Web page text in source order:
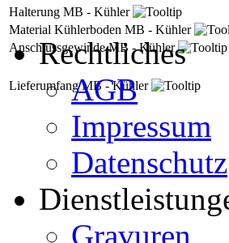
Halterung MB - Kühler
Material Kühlerboden MB - Kühler
Anschlussgewinde MB - Kühler
Lieferumfang MB - Kühler
Rechtliches
AGB
Impressum
Datenschutz
Gravuren